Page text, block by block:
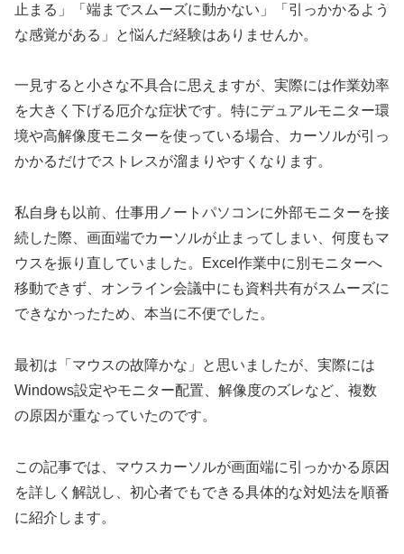
止まる」「端までスムーズに動かない」「引っかかるよう
な感覚がある」と悩んだ経験はありませんか。
一見すると小さな不具合に思えますが、実際には作業効率
を大きく下げる厄介な症状です。特にデュアルモニター環
境や高解像度モニターを使っている場合、カーソルが引っ
かかるだけでストレスが溜まりやすくなります。
私自身も以前、仕事用ノートパソコンに外部モニターを接
続した際、画面端でカーソルが止まってしまい、何度もマ
ウスを振り直していました。Excel作業中に別モニターへ
移動できず、オンライン会議中にも資料共有がスムーズに
できなかったため、本当に不便でした。
最初は「マウスの故障かな」と思いましたが、実際には
Windows設定やモニター配置、解像度のズレなど、複数
の原因が重なっていたのです。
この記事では、マウスカーソルが画面端に引っかかる原因
を詳しく解説し、初心者でもできる具体的な対処法を順番
に紹介します。